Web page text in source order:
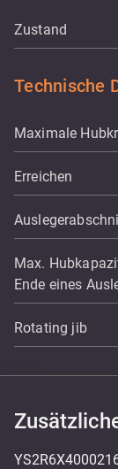
Zustand
Technische
Maximale
Erreichen
Max.
Ende eines
Rotating jib